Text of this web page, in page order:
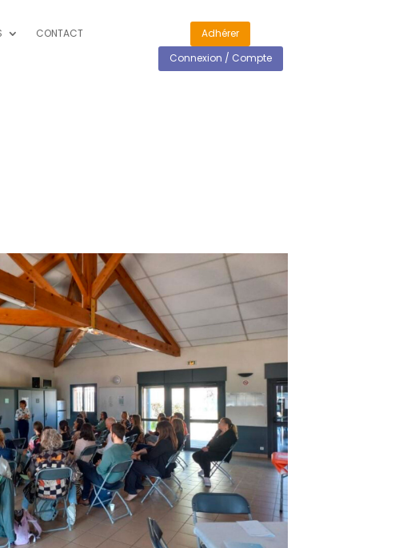
CONTACT
Adhérer
Connexion / Compte